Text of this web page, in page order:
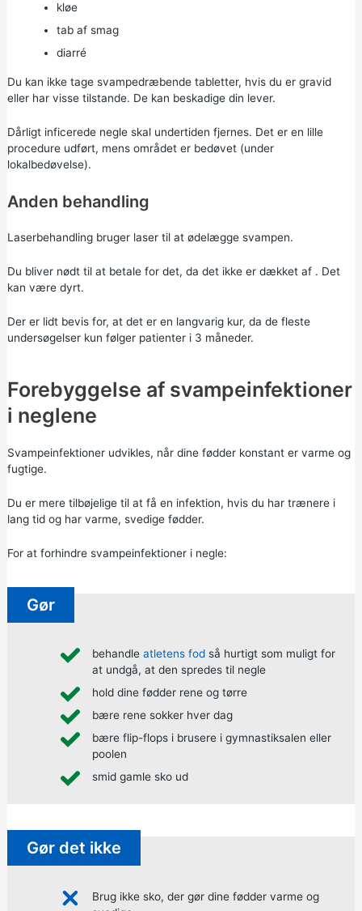
kløe
tab af smag
diarré
Du kan ikke tage svampedræbende tabletter, hvis du er gravid
eller har visse tilstande. De kan beskadige din lever.
Dårligt inficerede negle skal undertiden fjernes. Det er en lille
procedure udført, mens området er bedøvet (under
lokalbedøvelse).
Anden behandling
Laserbehandling bruger laser til at ødelægge svampen.
Du bliver nødt til at betale for det, da det ikke er dækket af . Det
kan være dyrt.
Der er lidt bevis for, at det er en langvarig kur, da de fleste
undersøgelser kun følger patienter i 3 måneder.
Forebyggelse af svampeinfektioner
i neglene
Svampeinfektioner udvikles, når dine fødder konstant er varme og
fugtige.
Du er mere tilbøjelige til at få en infektion, hvis du har trænere i
lang tid og har varme, svedige fødder.
For at forhindre svampeinfektioner i negle:
Gør
behandle atletens fodså hurtigt som muligt for
at undgå, at den spredes til negle
hold dine fødder rene og tørre
bære rene sokker hver dag
bære flip-flops i brusere i gymnastiksalen eller
poolen
smid gamle sko ud
Gør det ikke
Brug ikke sko, der gør dine fødder varme og